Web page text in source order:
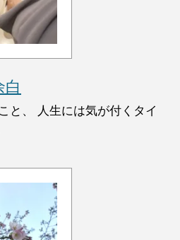
と、 人生には気が付くタイ